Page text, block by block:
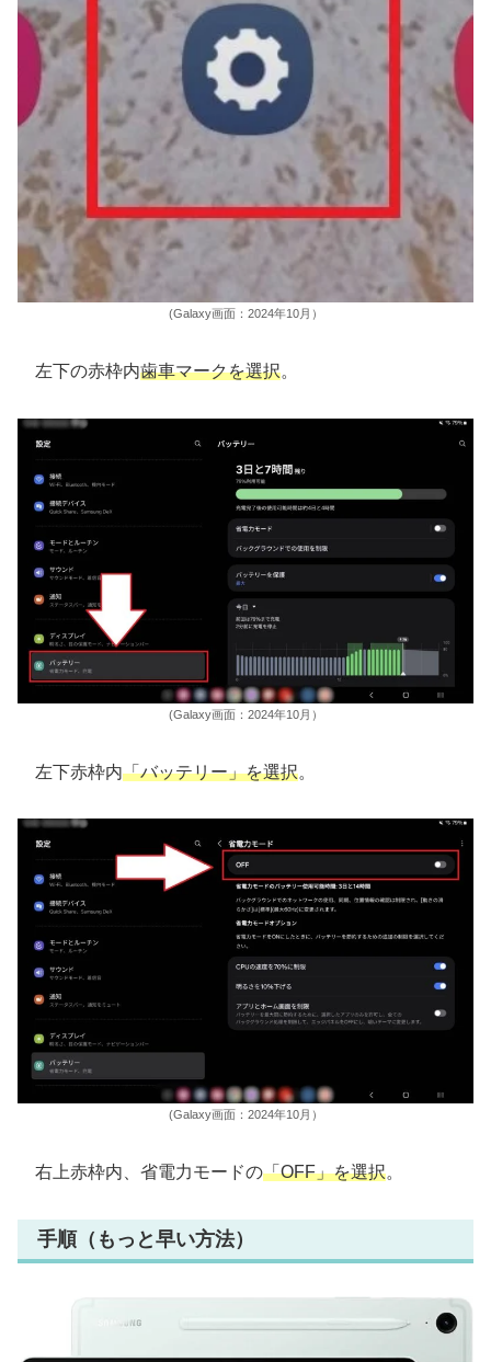
(Galaxy画面：2024年10月）
左下の赤枠内歯車マークを選択。
(Galaxy画面：2024年10月）
左下赤枠内「バッテリー」を選択。
(Galaxy画面：2024年10月）
右上赤枠内、省電力モードの「OFF」を選択。
手順（もっと早い方法）